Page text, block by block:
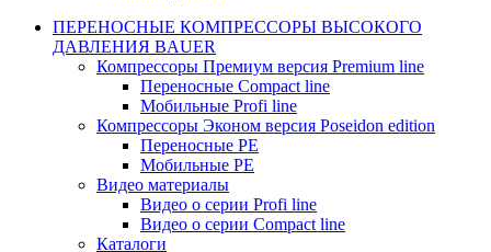
ПЕРЕНОСНЫЕ КОМПРЕССОРЫ ВЫСОКОГО
ДАВЛЕНИЯ BAUER
Компрессоры Премиум версия Premium line
Переносные Compact line
Мобильные Profi line
Компрессоры Эконом версия Poseidon edition
Переносные PE
Мобильные PE
Видео материалы
Видео о серии Profi line
Видео о серии Compact line
Каталоги